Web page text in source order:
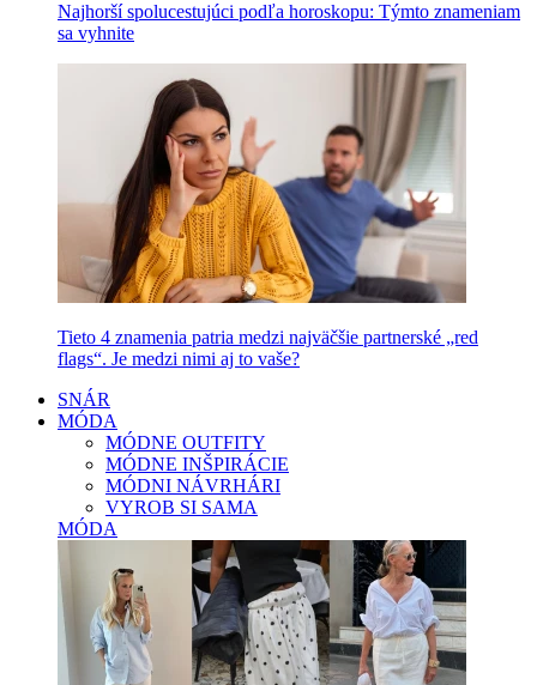
Najhorší spolucestujúci podľa horoskopu: Týmto znameniam
sa vyhnite
Tieto 4 znamenia patria medzi najväčšie partnerské „red
flags“. Je medzi nimi aj to vaše?
SNÁR
MÓDA
MÓDNE OUTFITY
MÓDNE INŠPIRÁCIE
MÓDNI NÁVRHÁRI
VYROB SI SAMA
MÓDA